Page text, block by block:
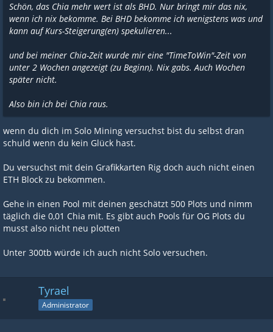
Schön, das Chia mehr wert ist als BHD. Nur bringt mir das nix,
wenn ich nix bekomme. Bei BHD bekomme ich wenigstens was und
kann auf Kurs-Steigerung(en) spekulieren...
und bei meiner Chia-Zeit wurde mir eine "TimeToWin"-Zeit von
unter 2 Wochen angezeigt (zu Beginn). Nix gabs. Auch Wochen
später nicht.
Also bin ich bei Chia raus.
wenn du dich im Solo Mining versuchst bist du selbst dran
schuld wenn du kein Glück hast.
Du versuchst mit dein Grafikkarten Rig doch auch nicht einen
ETH Block zu bekommen.
Gehe in einen Pool mit deinen geschätzt 500 Plots und nimm
täglich die 0,01 Chia mit. Es gibt auch Pools für OG Plots du
musst also nicht neu plotten
Unter 300tb würde ich auch nicht Solo versuchen.
Tyrael
Administrator